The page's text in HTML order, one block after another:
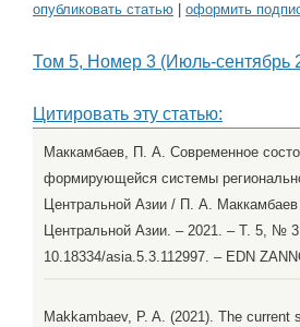
опубликовать статью оформить
Том 5, Номер 3 (Июль-сентябрь
Цитировать эту статью:
Маккамбаев, П. А. Современное
формирующейся системы
Центральной Азии / П. А.
Центральной Азии. – 2021. – Т. 5, №
10.18334/asia.5.3.112997. – EDN
Makkambaev, P. A. (2021). The current